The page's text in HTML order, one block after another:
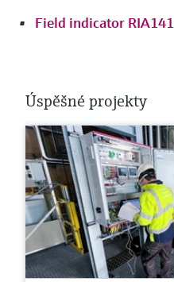
Field indicator RIA141
Úspěšné projekty